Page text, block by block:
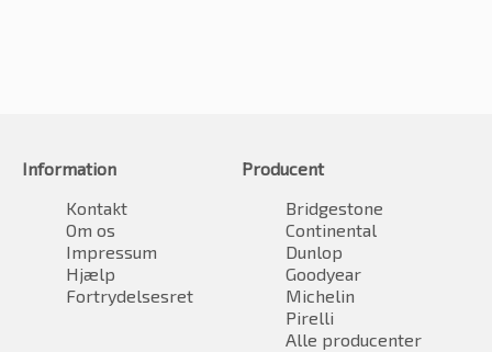
Information
Kontakt
Om os
Impressum
Hjælp
Fortrydelsesret
Producent
Bridgestone
Continental
Dunlop
Goodyear
Michelin
Pirelli
Alle producenter